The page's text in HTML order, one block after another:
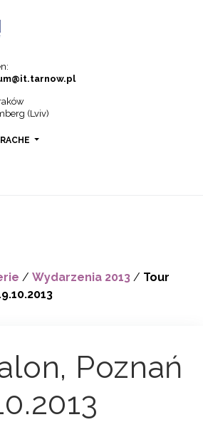
(Lviv)
/ Wydarzenia 2013 / Tour
Poznań